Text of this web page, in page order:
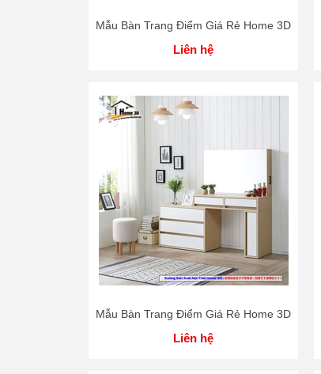
Mẫu Bàn Trang Điểm Giá Rẻ Home 3D
Liên hệ
Mẫu Bàn Trang Điểm Giá Rẻ Home 3D
Liên hệ